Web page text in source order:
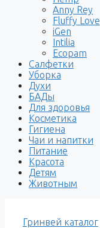
Anny Rey
Fluffy Love
iGen
Intilia
Ecopam
Салфетки
Уборка
Духи
БАДы
Для здоровья
Косметика
Гигиена
Чаи и напитки
Питание
Красота
Детям
Животным
Гринвей каталог